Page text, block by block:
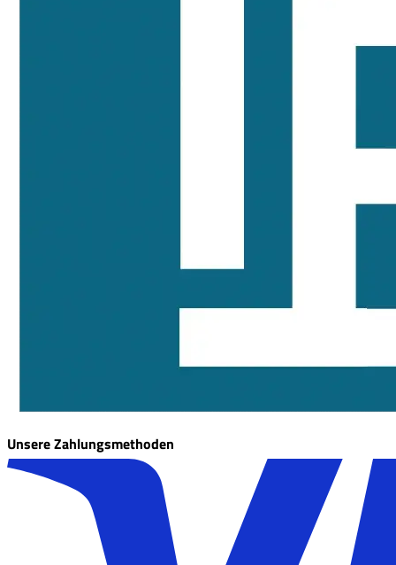
Unsere Zahlungsmethoden